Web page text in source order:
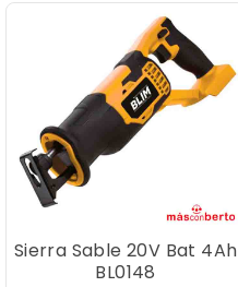
Sierra Sable 20V Bat 4Ah
BL0148